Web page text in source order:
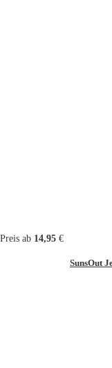
Preis ab 14,95 €
SunsOut